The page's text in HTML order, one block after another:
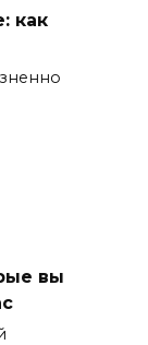
как
вы